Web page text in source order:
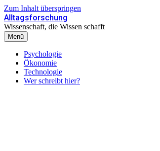
Zum Inhalt überspringen
Alltagsforschung
Wissenschaft, die Wissen schafft
Menü
Psychologie
Ökonomie
Technologie
Wer schreibt hier?